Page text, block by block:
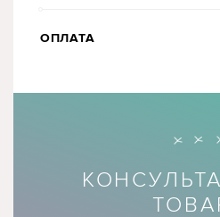
ОПЛАТА